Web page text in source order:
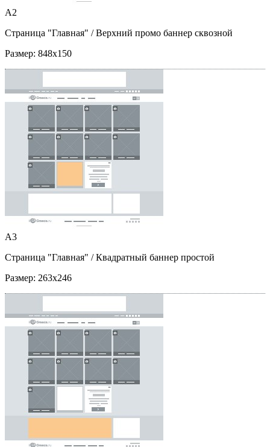
A2
Страница "Главная" / Верхний промо баннер сквозной
Размер: 848x150
A3
Страница "Главная" / Квадратный баннер простой
Размер: 263x246